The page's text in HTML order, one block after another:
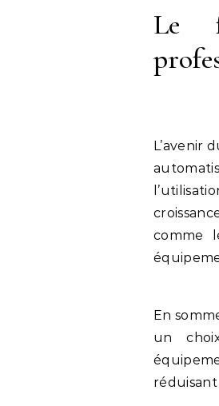
Le
L’avenir
comme
En
un
réduisant